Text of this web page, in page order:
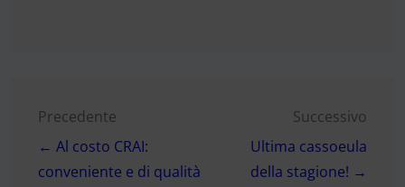
Navigazione
articoli
Precedente
← Al costo CRAI:
conveniente e di qualità
Successivo
Ultima cassoeula
della stagione! →